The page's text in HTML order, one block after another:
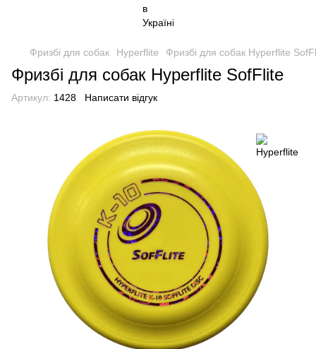
Фризбі для собак Hyperflite Фризбі для собак Hyperflite
Фризбі для собак Hyperflite SofFlite
Артикул: 1428 Написати відгук